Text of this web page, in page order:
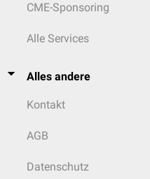
CME-Sponsoring
Alle Services
Alles andere
Kontakt
AGB
Datenschutz